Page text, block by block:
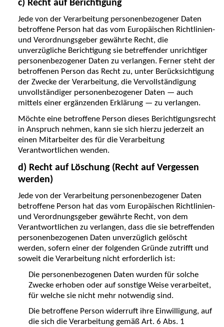
c) Recht auf Berichtigung
Jede von der Verarbeitung personenbezogener Daten
betroffene Person hat das vom Europäischen Richtlinien-
und Verordnungsgeber gewährte Recht, die
unverzügliche Berichtigung sie betreffender unrichtiger
personenbezogener Daten zu verlangen. Ferner steht der
betroffenen Person das Recht zu, unter Berücksichtigung
der Zwecke der Verarbeitung, die Vervollständigung
unvollständiger personenbezogener Daten — auch
mittels einer ergänzenden Erklärung — zu verlangen.
Möchte eine betroffene Person dieses Berichtigungsrecht
in Anspruch nehmen, kann sie sich hierzu jederzeit an
einen Mitarbeiter des für die Verarbeitung
Verantwortlichen wenden.
d) Recht auf Löschung (Recht auf Vergessen
werden)
Jede von der Verarbeitung personenbezogener Daten
betroffene Person hat das vom Europäischen Richtlinien-
und Verordnungsgeber gewährte Recht, von dem
Verantwortlichen zu verlangen, dass die sie betreffenden
personenbezogenen Daten unverzüglich gelöscht
werden, sofern einer der folgenden Gründe zutrifft und
soweit die Verarbeitung nicht erforderlich ist:
Die personenbezogenen Daten wurden für solche
Zwecke erhoben oder auf sonstige Weise verarbeitet,
für welche sie nicht mehr notwendig sind.
Die betroffene Person widerruft ihre Einwilligung, auf
die sich die Verarbeitung gemäß Art. 6 Abs. 1